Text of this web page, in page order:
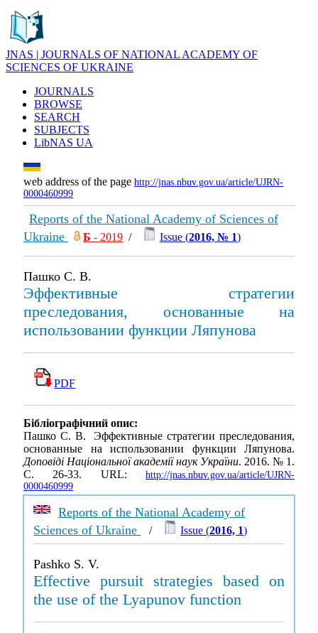
JNAS | JOURNALS OF NATIONAL ACADEMY OF
SCIENCES OF UKRAINE
JOURNALS
BROWSE
SEARCH
SUBJECTS
LibNAS UA
web address of the page http://jnas.nbuv.gov.ua/article/UJRN-
0000460999
Reports of the National Academy of Sciences of
Ukraine
Б - 2019 / Issue (2016, № 1)
Пашко С. В.
Эффективные стратегии
преследования, основанные на
использовании функции Ляпунова
PDF
Бібліографічний опис:
Пашко С. В. Эффективные стратегии преследования,
основанные на использовании функции Ляпунова.
Доповіді Національної академії наук України. 2016. № 1.
С. 26-33. URL: http://jnas.nbuv.gov.ua/article/UJRN-
0000460999
Reports of the National Academy of
Sciences of Ukraine
/ Issue (2016, 1)
Pashko S. V.
Effective pursuit strategies based on
the use of the Lyapunov function